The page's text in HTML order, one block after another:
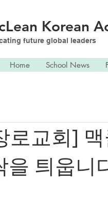
Korean
future global leaders
Home School News
로교회]
을 틔웁니